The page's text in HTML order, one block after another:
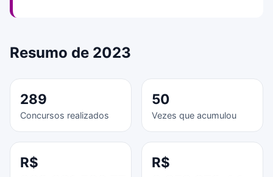
Resumo de 2023
289
Concursos realizados
50
Vezes que acumulou
R$
R$